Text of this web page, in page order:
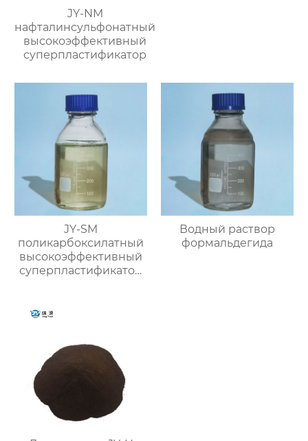
JY-NM
нафталинсульфонатный
высокоэффективный
суперпластификатор
JY-SM
поликарбоксилатный
высокоэффективный
суперпластификатор
Водный раствор
формальдегида